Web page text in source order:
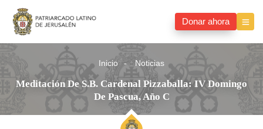
Donar ahora
Inicio Noticias
Meditación De S.B. Cardenal Pizzaballa: IV Domingo
De Pascua, Año C